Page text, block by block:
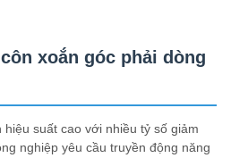
xoắn góc phải dòng
suất cao với nhiều tỷ số giảm
nghiệp yêu cầu truyền động năng